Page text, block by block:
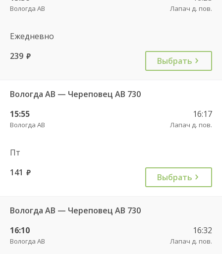
Вологда АВ Лапач д. пов.
Ежедневно
239 руб. Выбрать
Вологда АВ — Череповец АВ 730
15:55
Вологда АВ
16:17
Лапач д. пов.
Пт
141 руб. Выбрать
Вологда АВ — Череповец АВ 730
16:10
Вологда АВ
16:32
Лапач д. пов.